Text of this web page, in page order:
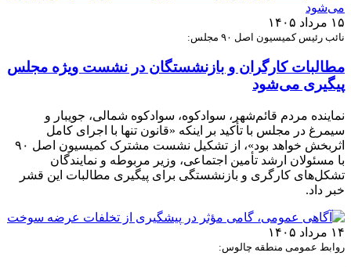
۱۵ مرداد ۱۴۰۵
نائب رئیس کمیسیون اصل ۹۰ مجلس:
مطالبات کارگران و بازنشستگان در نشست ویژه مجلس
پیگیری می‌شود
نماینده مردم قائم‌شهر، سوادکوه، سوادکوه شمالی، جویبار و
سیمرغ در مجلس با تأکید بر اینکه «قانون تنها با اجرای کامل
اثربخش خواهد بود»، از تشکیل نشست مشترک کمیسیون اصل ۹۰
با مسئولان ارشد تأمین اجتماعی، وزیر مربوطه و نمایندگان
تشکل‌های کارگری و بازنشستگی برای پیگیری مطالبات این قشر
خبر داد.
۱۴ مرداد ۱۴۰۵
روابط عمومی منطقه چالوس: